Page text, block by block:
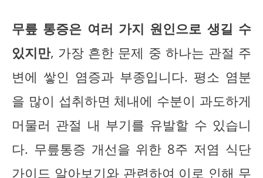
무릎 통증은 여러 가지 원인으로 생길 수
있지만, 가장 흔한 문제 중 하나는 관절 주
변에 쌓인 염증과 부종입니다. 평소 염분
을 많이 섭취하면 체내에 수분이 과도하게
머물러 관절 내 부기를 유발할 수 있습니
다. 무릎통증 개선을 위한 8주 저염 식단
가이드 알아보기와 관련하여 이로 인해 무